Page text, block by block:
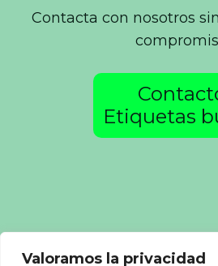
Valoramos la privacidad
Contacta con nosotros
Etiquetas